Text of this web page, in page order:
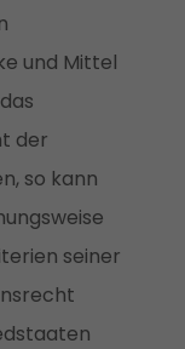
und Mittel
der
so kann
seiner